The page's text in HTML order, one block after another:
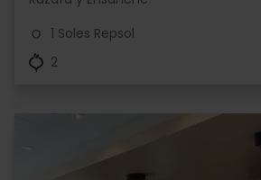
1 Soles Repsol
2